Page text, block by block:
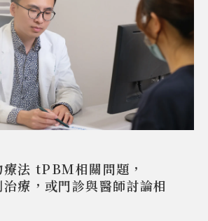
法 tPBM相關問題，
療，或門診與醫師討論相